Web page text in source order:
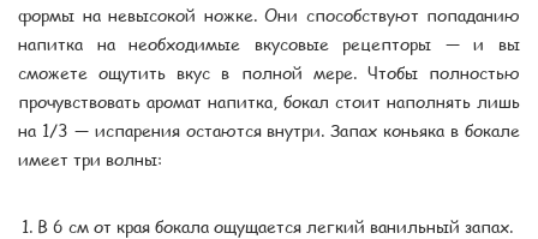
формы на невысокой ножке. Они способствуют попаданию
напитка на необходимые вкусовые рецепторы — и вы
сможете ощутить вкус в полной мере. Чтобы полностью
прочувствовать аромат напитка, бокал стоит наполнять лишь
на 1/3 — испарения остаются внутри. Запах коньяка в бокале
имеет три волны:
В 6 см от края бокала ощущается легкий ванильный запах.